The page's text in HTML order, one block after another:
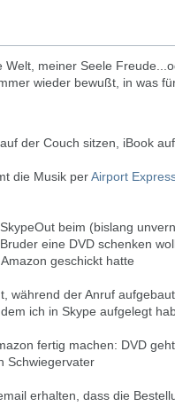
Welt, meiner Seele
wieder bewußt, in was
der Couch sitzen, iBook
die Musik perAirport
beim (bislang
eine DVD schenken
geschickt hatte
während der Anruf
ich in Skype aufgelegt
fertig machen: DVD
Schwiegervater
erhalten, dass die